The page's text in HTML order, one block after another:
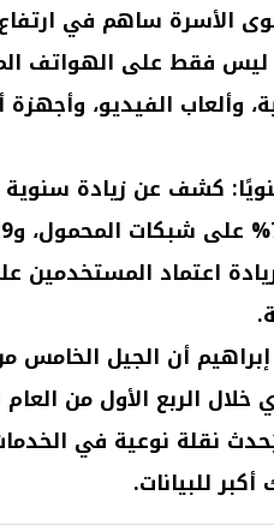
الأسرة ساهم في
ليس فقط على الهواتف
وألعاب الفيديو،
كشف عن زيادة
اعتماد المستخدمين
أن الجيل الخامس
الربع الأول من العام
نقلة نوعية في
للبيانات.